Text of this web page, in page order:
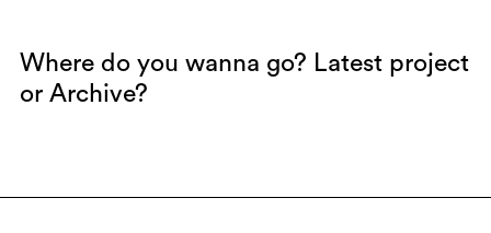
Where do you wanna go? Latest project
or Archive?